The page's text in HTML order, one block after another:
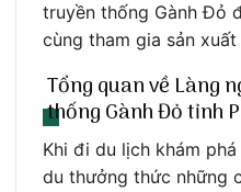
truyền thống Gành Đỏ
cùng tham gia sản xuất
Tổng quan về Làng
thống Gành Đỏ tỉnh
Khi đi du lịch khám
du thưởng thức những